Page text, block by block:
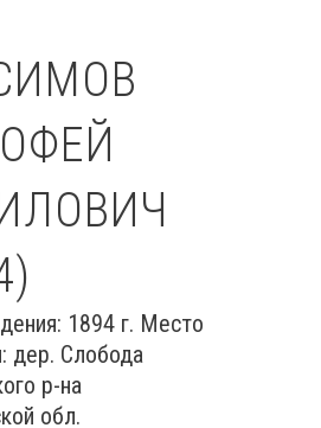
1894 г. Место
дер. Слобода
р-на
обл.